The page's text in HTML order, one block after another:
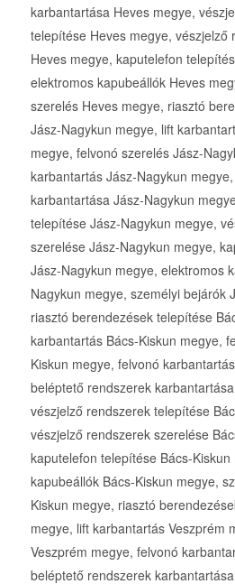
karbantartása Heves megye,
telepítése Heves megye, vészjelző
Heves megye, kaputelefon
elektromos kapubeállók Heves
szerelés Heves megye, riasztó
Jász-Nagykun megye, lift
megye, felvonó szerelés Jász-
karbantartás Jász-Nagykun
karbantartása Jász-Nagykun
telepítése Jász-Nagykun megye,
szerelése Jász-Nagykun megye,
Jász-Nagykun megye, elektromos
Nagykun megye, személyi bejárók
riasztó berendezések telepítése
karbantartás Bács-Kiskun megye,
Kiskun megye, felvonó
beléptető rendszerek
vészjelző rendszerek telepítése
vészjelző rendszerek szerelése
kaputelefon telepítése Bács-
kapubeállók Bács-Kiskun megye,
Kiskun megye, riasztó
megye, lift karbantartás Veszprém
Veszprém megye, felvonó
beléptető rendszerek